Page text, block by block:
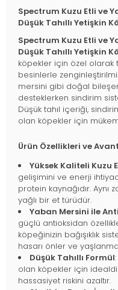
Spectrum Kuzu Etli ve
Düşük Tahıllı Yetişkin
Spectrum Kuzu Etli ve
Düşük Tahıllı Yetişkin
köpekler için özel olarak
besinlerle
mersini gibi doğal
desteklerken sindirim
Düşük tahıl içeriği,
olan köpekler için
Ürün Özellikleri ve
Yüksek Kaliteli Kuzu
gelişimini ve enerji
protein kaynağıdır.
yağlı bir et türüdür.
Yaban Mersini ile
güçlü antioksidan
köpeğinizin bağışıklık
hasarı önler ve
Düşük Tahıllı Formül
olan köpekler için
hassasiyet riskini azaltır.